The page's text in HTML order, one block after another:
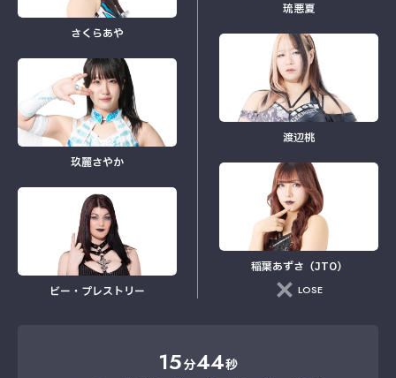
さくらあや
玖麗さやか
ビー・プレストリー
琉悪夏
渡辺桃
稲葉あずさ（JTO）
LOSE
15分44秒